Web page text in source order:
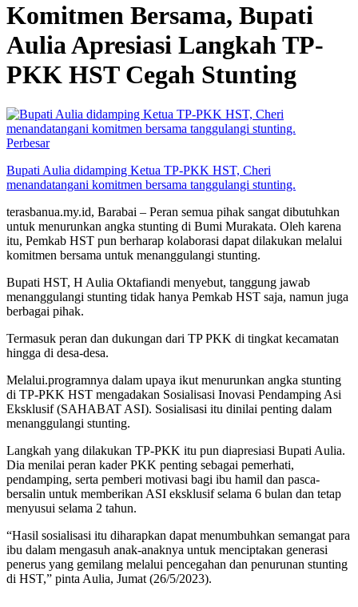
Komitmen Bersama, Bupati
Aulia Apresiasi Langkah TP-
PKK HST Cegah Stunting
Perbesar
Bupati Aulia didamping Ketua TP-PKK HST, Cheri
menandatangani komitmen bersama tanggulangi stunting.
terasbanua.my.id, Barabai – Peran semua pihak sangat dibutuhkan
untuk menurunkan angka stunting di Bumi Murakata. Oleh karena
itu, Pemkab HST pun berharap kolaborasi dapat dilakukan melalui
komitmen bersama untuk menanggulangi stunting.
Bupati HST, H Aulia Oktafiandi menyebut, tanggung jawab
menanggulangi stunting tidak hanya Pemkab HST saja, namun juga
berbagai pihak.
Termasuk peran dan dukungan dari TP PKK di tingkat kecamatan
hingga di desa-desa.
Melalui.programnya dalam upaya ikut menurunkan angka stunting
di TP-PKK HST mengadakan Sosialisasi Inovasi Pendamping Asi
Eksklusif (SAHABAT ASI). Sosialisasi itu dinilai penting dalam
menanggulangi stunting.
Langkah yang dilakukan TP-PKK itu pun diapresiasi Bupati Aulia.
Dia menilai peran kader PKK penting sebagai pemerhati,
pendamping, serta pemberi motivasi bagi ibu hamil dan pasca-
bersalin untuk memberikan ASI eksklusif selama 6 bulan dan tetap
menyusui selama 2 tahun.
“Hasil sosialisasi itu diharapkan dapat menumbuhkan semangat para
ibu dalam mengasuh anak-anaknya untuk menciptakan generasi
penerus yang gemilang melalui pencegahan dan penurunan stunting
di HST,” pinta Aulia, Jumat (26/5/2023).